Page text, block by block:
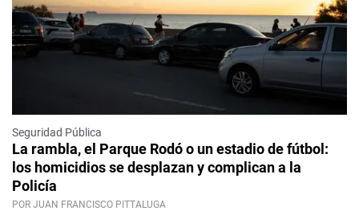
Seguridad Pública
La rambla, el Parque Rodó o un estadio de fútbol:
los homicidios se desplazan y complican a la
Policía
POR JUAN FRANCISCO PITTALUGA